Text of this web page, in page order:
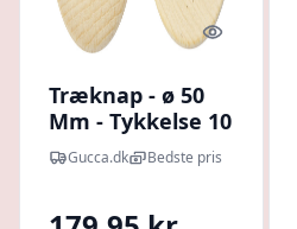
Quick look
Træknap - ø 50
Mm - Tykkelse 10
Mm - 50 Stk.
Gucca.dk Bedste pris